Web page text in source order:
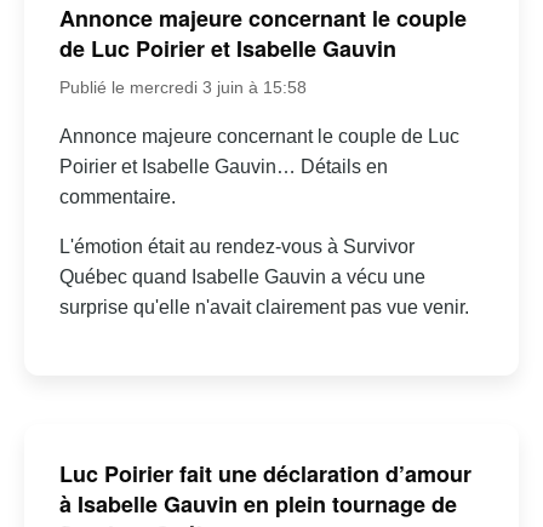
Annonce majeure concernant le couple
de Luc Poirier et Isabelle Gauvin
Publié le mercredi 3 juin à 15:58
Annonce majeure concernant le couple de Luc
Poirier et Isabelle Gauvin… Détails en
commentaire.
L'émotion était au rendez-vous à Survivor
Québec quand Isabelle Gauvin a vécu une
surprise qu'elle n'avait clairement pas vue venir.
Luc Poirier fait une déclaration d’amour
à Isabelle Gauvin en plein tournage de